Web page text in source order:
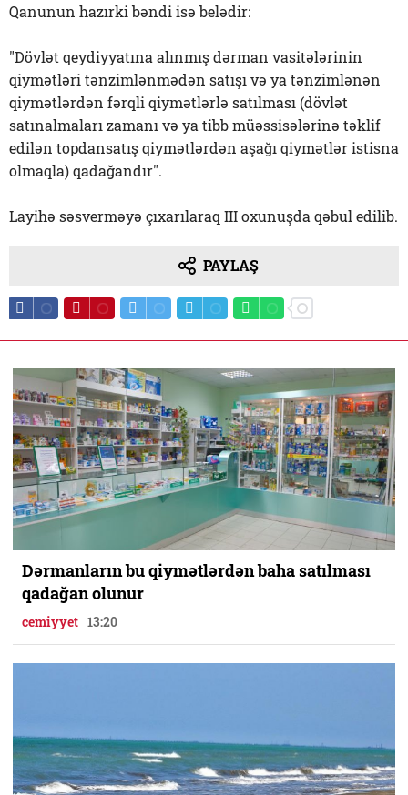
Qanunun hazırki bəndi isə belədir:
"Dövlət qeydiyyatına alınmış dərman vasitələrinin
qiymətləri tənzimlənmədən satışı və ya tənzimlənən
qiymətlərdən fərqli qiymətlərlə satılması (dövlət
satınalmaları zamanı və ya tibb müəssisələrinə təklif
edilən topdansatış qiymətlərdən aşağı qiymətlər istisna
olmaqla) qadağandır".
Layihə səsverməyə çıxarılaraq III oxunuşda qəbul edilib.
PAYLAŞ
Dərmanların bu qiymətlərdən baha satılması
qadağan olunur
cemiyyet 13:20